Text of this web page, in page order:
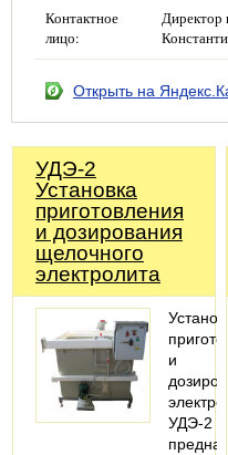
Контактное
лицо:
Директор
Открыть на
УДЭ-2
Установка
приготовления
и дозирования
щелочного
электролита
и
УДЭ-2